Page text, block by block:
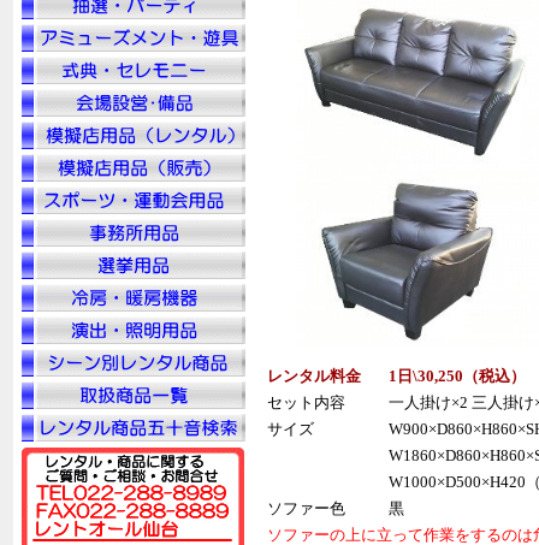
レンタル料金
1日\30,250（税込）
セット内容
一人掛け×2 三人掛け
サイズ
W1000×D500×H420
ソファー色
黒
ソファーの上に立って作業をするの